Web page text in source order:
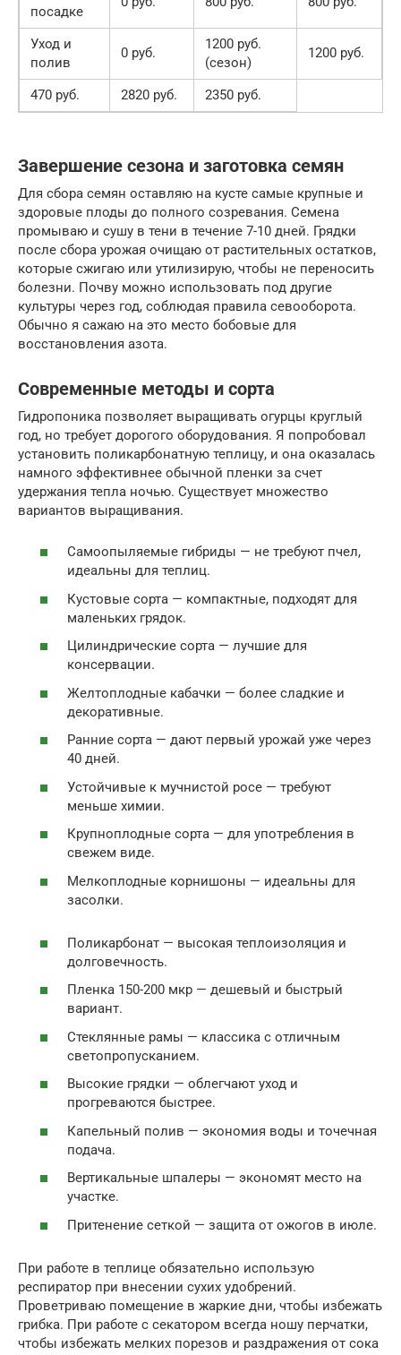
посадке
Уход и
полив
0 руб.
1200 руб.
(сезон)
1200 руб.
470 руб. 2820 руб. 2350 руб.
Завершение сезона и заготовка семян
Для сбора семян оставляю на кусте самые крупные и
здоровые плоды до полного созревания. Семена
промываю и сушу в тени в течение 7-10 дней. Грядки
после сбора урожая очищаю от растительных остатков,
которые сжигаю или утилизирую, чтобы не переносить
болезни. Почву можно использовать под другие
культуры через год, соблюдая правила севооборота.
Обычно я сажаю на это место бобовые для
восстановления азота.
Современные методы и сорта
Гидропоника позволяет выращивать огурцы круглый
год, но требует дорогого оборудования. Я попробовал
установить поликарбонатную теплицу, и она оказалась
намного эффективнее обычной пленки за счет
удержания тепла ночью. Существует множество
вариантов выращивания.
Самоопыляемые гибриды — не требуют пчел,
идеальны для теплиц.
Кустовые сорта — компактные, подходят для
маленьких грядок.
Цилиндрические сорта — лучшие для
консервации.
Желтоплодные кабачки — более сладкие и
декоративные.
Ранние сорта — дают первый урожай уже через
40 дней.
Устойчивые к мучнистой росе — требуют
меньше химии.
Крупноплодные сорта — для употребления в
свежем виде.
Мелкоплодные корнишоны — идеальны для
засолки.
Поликарбонат — высокая теплоизоляция и
долговечность.
Пленка 150-200 мкр — дешевый и быстрый
вариант.
Стеклянные рамы — классика с отличным
светопропусканием.
Высокие грядки — облегчают уход и
прогреваются быстрее.
Капельный полив — экономия воды и точечная
подача.
Вертикальные шпалеры — экономят место на
участке.
Притенение сеткой — защита от ожогов в июле.
При работе в теплице обязательно использую
респиратор при внесении сухих удобрений.
Проветриваю помещение в жаркие дни, чтобы избежать
грибка. При работе с секатором всегда ношу перчатки,
чтобы избежать мелких порезов и раздражения от сока